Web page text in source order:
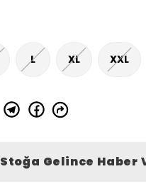
L XL XXL
Stoğa Gelince Haber